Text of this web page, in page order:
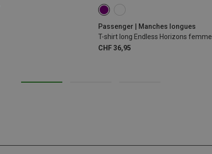
Passenger | Manches longues
T-shirt long Endless Horizons femme
CHF 36,95
S